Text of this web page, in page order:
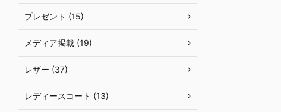
プレゼント (15)
メディア掲載 (19)
レザー (37)
レディースコート (13)